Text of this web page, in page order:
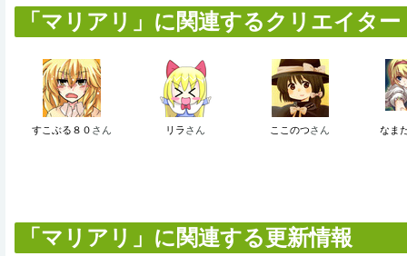
「マリアリ」に関連するクリエイター
すこぶる８０ さん リラ さん ここのつさん なま
「マリアリ」に関連する更新情報